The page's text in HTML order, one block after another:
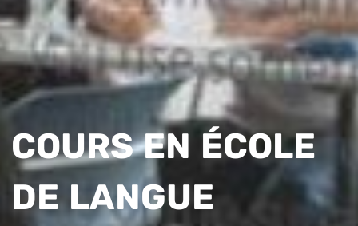
COURS EN ÉCOLE
DE LANGUE